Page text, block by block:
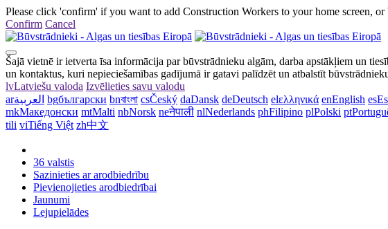
Please click 'confirm' if you want to add Construction Workers to your home screen, or
Confirm Cancel
Šajā vietnē ir ietverta īsa informācija par būvstrādnieku algām, darba apstākļiem un
un kontaktus, kuri nepieciešamības gadījumā ir gatavi palīdzēt un atbalstīt
lvLatviešu valoda Izvēlieties savu valodu
arالعربية bgбългарски bnবাংলা csČeský daDansk deDeutsch elελληνικά enEnglish es
mkМакедонски mtMalti nbNorsk neनेपाली nlNederlands phFilipino plPolski pt
tili viTiếng Việt zh中文
36 valstis
Sazinieties ar arodbiedrību
Pievienojieties arodbiedrībai
Jaunumi
Lejupielādes